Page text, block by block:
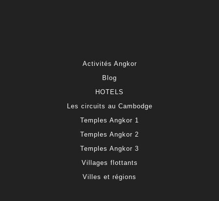
Activités Angkor
Blog
HOTELS
Les circuits au Cambodge
Temples Angkor 1
Temples Angkor 2
Temples Angkor 3
Villages flottants
Villes et régions